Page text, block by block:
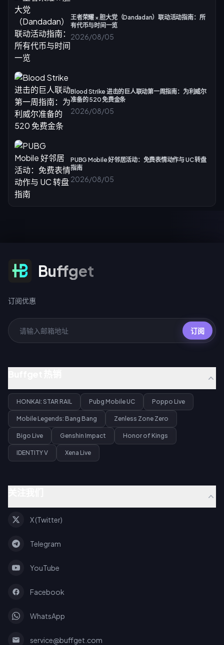
王者荣耀 × 胆大党（Dandadan）联动活动指南：所
有代币与时间一览
2026/08/05
Blood Strike 进击的巨人联动第一周指南：为利威尔
准备的 520 免费金条
2026/08/05
PUBG Mobile 好邻居活动：免费表情动作与 UC 转盘
指南
2026/08/05
订阅优惠 Buffget
订阅优惠
订阅
HONKAI: STAR RAIL Pubg Mobile UC Poppo Live
Mobile Legends: Bang Bang Zenless Zone Zero
Bigo Live Genshin Impact Honor of Kings
IDENTITY V Xena Live
X (Twitter)
Telegram
YouTube
Facebook
WhatsApp
service@buffget.com